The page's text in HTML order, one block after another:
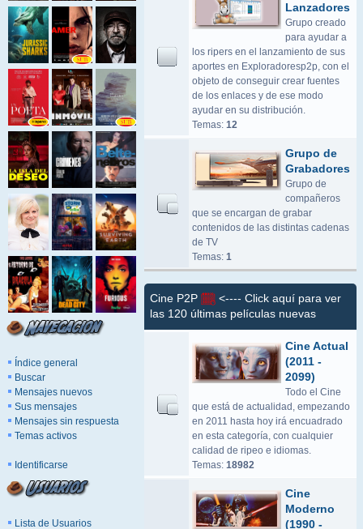
Índice general
Buscar
Mensajes nuevos
Sus mensajes
Mensajes sin respuesta
Temas activos
Identificarse
Lista de Usuarios
Lanzadores
Grupo creado
para ayudar a
los ripers en el lanzamiento de sus
aportes en Exploradoresp2p, con el
objeto de conseguir crear fuentes
de los enlaces y de ese modo
ayudar en su distribución.
Temas: 12
Grupo de
Grabadores
Grupo de
compañeros
que se encargan de grabar
contenidos de las distintas cadenas
de TV
Temas: 1
Cine P2P
<---- Click aquí para ver
las 120 últimas películas nuevas
Cine Actual
(2011 -
2099)
Todo el Cine
que está de actualidad, empezando
en 2011 hasta hoy irá encuadrado
en esta categoría, con cualquier
calidad de ripeo e idiomas.
Temas: 18982
Cine
Moderno
(1990 -